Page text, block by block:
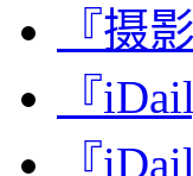
『摄
『
『